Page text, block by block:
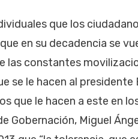
que los
en su decadencia se
las constantes
se le hacen al presidente
que le hacen a este en
Gobernación, Miguel